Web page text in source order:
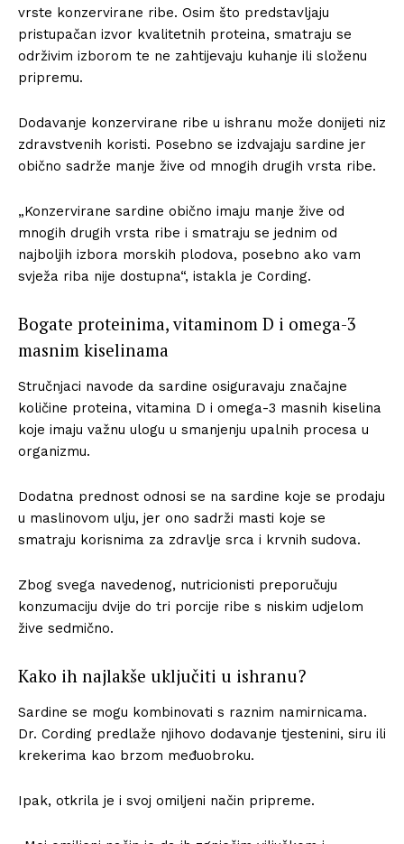
vrste konzervirane ribe. Osim što predstavljaju
pristupačan izvor kvalitetnih proteina, smatraju se
održivim izborom te ne zahtijevaju kuhanje ili složenu
pripremu.
Dodavanje konzervirane ribe u ishranu može donijeti niz
zdravstvenih koristi. Posebno se izdvajaju sardine jer
obično sadrže manje žive od mnogih drugih vrsta ribe.
„Konzervirane sardine obično imaju manje žive od
mnogih drugih vrsta ribe i smatraju se jednim od
najboljih izbora morskih plodova, posebno ako vam
svježa riba nije dostupna“, istakla je Cording.
Bogate proteinima, vitaminom D i omega-3
masnim kiselinama
Stručnjaci navode da sardine osiguravaju značajne
količine proteina, vitamina D i omega-3 masnih kiselina
koje imaju važnu ulogu u smanjenju upalnih procesa u
organizmu.
Dodatna prednost odnosi se na sardine koje se prodaju
u maslinovom ulju, jer ono sadrži masti koje se
smatraju korisnima za zdravlje srca i krvnih sudova.
Zbog svega navedenog, nutricionisti preporučuju
konzumaciju dvije do tri porcije ribe s niskim udjelom
žive sedmično.
Kako ih najlakše uključiti u ishranu?
Sardine se mogu kombinovati s raznim namirnicama.
Dr. Cording predlaže njihovo dodavanje tjestenini, siru ili
krekerima kao brzom međuobroku.
Ipak, otkrila je i svoj omiljeni način pripreme.